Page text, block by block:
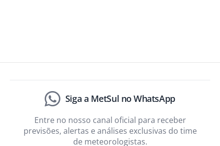
Siga a MetSul no WhatsApp
Entre no nosso canal oficial para receber
previsões, alertas e análises exclusivas do time
de meteorologistas.